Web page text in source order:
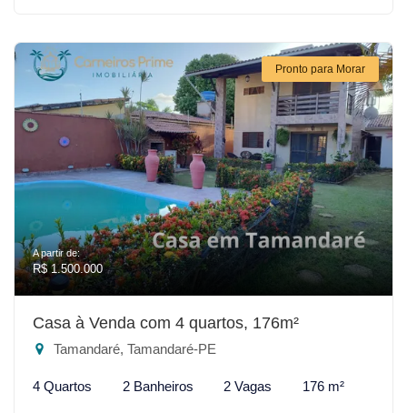
Pronto para Morar
A partir de:
R$ 1.500.000
Casa à Venda com 4 quartos, 176m²
Tamandaré, Tamandaré-PE
4 Quartos 2 Banheiros 2 Vagas 176 m²